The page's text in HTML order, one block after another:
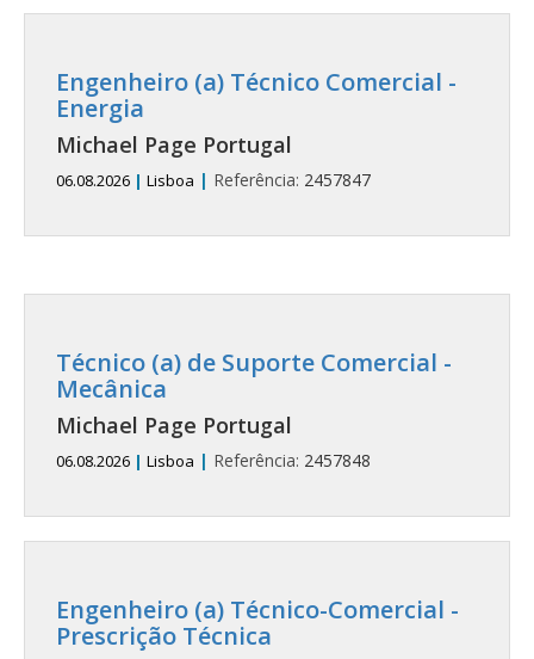
Engenheiro (a) Técnico Comercial -
Energia
Michael Page Portugal
06.08.2026 | Lisboa | Referência: 2457847
Técnico (a) de Suporte Comercial -
Mecânica
Michael Page Portugal
06.08.2026 | Lisboa | Referência: 2457848
Engenheiro (a) Técnico-Comercial -
Prescrição Técnica